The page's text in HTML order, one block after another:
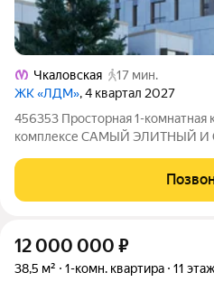
Чкаловская
17 мин.
ЖК «ЛДМ», 4 квартал 2027
456353 Просторная 1-
комплексе САМЫЙ ЭЛИТНЫЙ
кухня-гостиная 18м - Потолки
пространство с музеем - Зоны для
12 000 000 ₽
38,5 м² 1-комн. квартира 11